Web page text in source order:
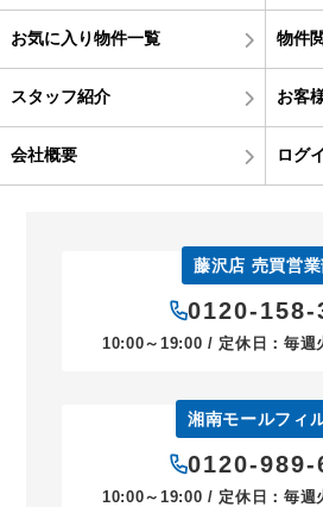
お気に入り物件一覧 物件
スタッフ紹介 お客
会社概要 ログ
藤沢店 売買営業
0120-158-
10:00～19:00 / 定休日：毎週
湘南モールフィ
0120-989-
10:00～19:00 / 定休日：毎週